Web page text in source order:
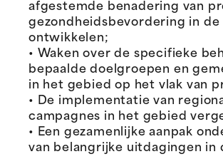
afgestemde benadering van
gezondheidsbevordering in de
ontwikkelen;
• Waken over de specifieke
bepaalde doelgroepen en
in het gebied op het vlak van
• De implementatie van
campagnes in het gebied
• Een gezamenlijke aanpak
van belangrijke uitdagingen in